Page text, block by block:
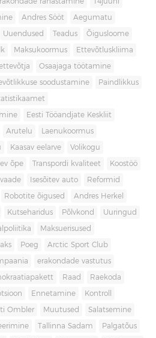
Andres Sööt Aegumatu
Uuendused Teadus Õigusloome
Maksukoormus Ettevõtluskliima
Osaajaga töötamine
soodustamine Paindlikkus
Eesti Tööandjate Keskliit
Arutelu Laenukoormus
Kaasav eelarve Volikogu
õpe Transpordi kvaliteet Koostöö
Isesõitev auto Reformid
Robotite õigused Andres Herkel
Kutseharidus Põlvkond Uuringud
Maksuerisused
Poeg Arctic Sport Club
erakondade vastutus
Raad Raekoda
Ennetamine Kontroll
Ombler Muutused Salatsemine
Tallinna Sadam Palgatõus